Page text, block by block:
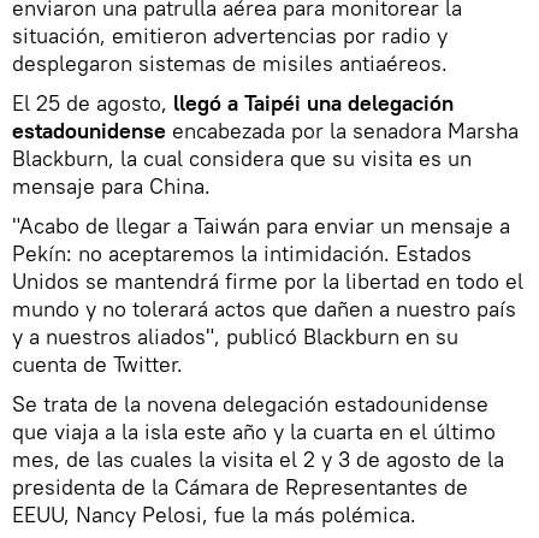
enviaron una patrulla aérea para monitorear la
situación, emitieron advertencias por radio y
desplegaron sistemas de misiles antiaéreos.
El 25 de agosto, llegó a Taipéi una delegación
estadounidense encabezada por la senadora Marsha
Blackburn, la cual considera que su visita es un
mensaje para China.
"Acabo de llegar a Taiwán para enviar un mensaje a
Pekín: no aceptaremos la intimidación. Estados
Unidos se mantendrá firme por la libertad en todo el
mundo y no tolerará actos que dañen a nuestro país
y a nuestros aliados", publicó Blackburn en su
cuenta de Twitter.
Se trata de la novena delegación estadounidense
que viaja a la isla este año y la cuarta en el último
mes, de las cuales la visita el 2 y 3 de agosto de la
presidenta de la Cámara de Representantes de
EEUU, Nancy Pelosi, fue la más polémica.